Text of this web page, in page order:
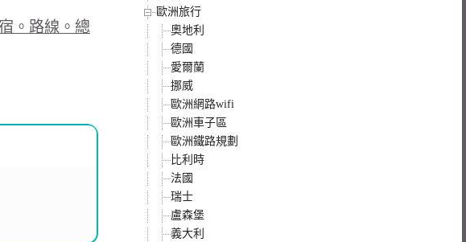
。路線。總
歐洲旅行
奧地利
德國
愛爾蘭
挪威
歐洲網路wifi
歐洲車子區
歐洲鐵路規劃
比利時
法國
瑞士
盧森堡
義大利